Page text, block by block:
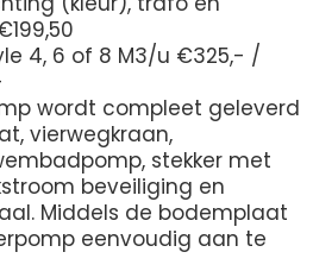
4, 6 of 8 M3/u €325,- /
wordt compleet geleverd
vierwegkraan,
stekker met
beveiliging en
Middels de bodemplaat
eenvoudig aan te